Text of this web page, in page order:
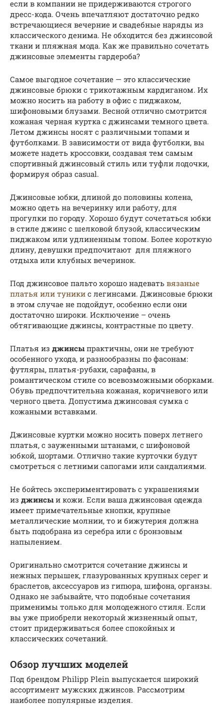
если в компании не придерживаются строгого
дресс-кода. Очень впечатляют достаточно редко
встречающиеся вечерние и свадебные наряды из
классического денима. Не обходится без джинсовой
ткани и пляжная мода. Как же правильно сочетать
джинсовые элементы гардероба?
Самое выгодное сочетание — это классические
джинсовые брюки с трикотажным кардиганом. Их
можно носить на работу в офис с пиджаком,
шифоновыми блузами. Весной отлично смотрится
кожаная черная куртка с джинсами темного цвета.
Летом джинсы носят с различными топами и
футболками. В зависимости от вида футболки, вы
можете надеть кроссовки, создавая тем самым
спортивный джинсовый стиль или туфли лодочки,
формируя образ casual.
Джинсовые юбки, длиной до половины колена,
можно одеть на вечеринку или работу, для
прогулки по городу. Хорошо будут сочетаться юбки
в стиле джинс с шелковой блузой, классическим
пиджаком или удлиненным топом. Более короткую
длину, девушки предпочитают для пляжного
отдыха или клубных вечеринок.
Под джинсовое пальто хорошо надевать вязаные
платья или туники с легинсами. Джинсовые брюки
в этом случае не подойдут, особенно если они
достаточно широки. Исключение – очень
обтягивающие джинсы, контрастные по цвету.
Платья из джинсыпрактичны, они не требуют
особенного ухода, и разнообразны по фасонам:
футляры, платья-рубахи, сарафаны, в
романтическом стиле со всевозможными оборками.
Обувь предпочтительна кожаная, коричневого или
черного цвета. Допустима джинсовая сумка с
кожаными вставками.
Джинсовые куртки можно носить поверх летнего
платья, с зауженными штанами, с шифоновой
юбкой, шортами. Отлично такие курточки будут
смотреться с летними сапогами или сандалиями.
Не бойтесь экспериментировать с украшениями
из джинсыи кожи. Если ваша джинсовая одежда
имеет примечательные кнопки, крупные
металлические молнии, то и бижутерия должна
быть подобрана из серебра или с бронзовым
напылением.
Оригинально смотрится сочетание джинсы и
нежных перышек, глазурованных крупных серег и
браслетов, аксессуаров из гипюра, шифона, органзы.
Однако не забывайте, что подобные сочетания
применимы только для молодежного стиля. Если
вы уже приобрели некоторый жизненный опыт,
стоит придерживаться более спокойных и
классических сочетаний.
Обзор лучших моделей
Под брендом Philipp Plein выпускается широкий
ассортимент мужских джинсов. Рассмотрим
наиболее популярные изделия.